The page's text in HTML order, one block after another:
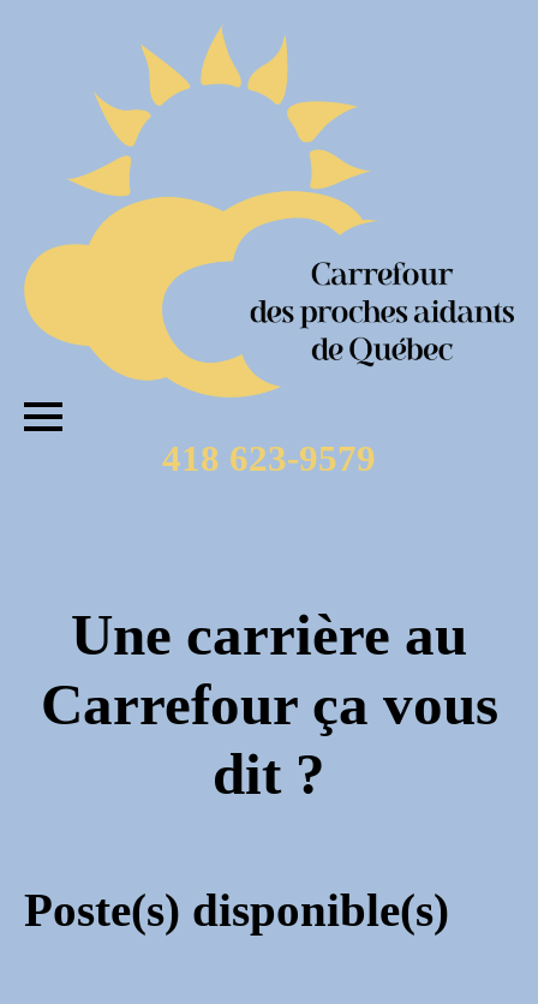
418 623-9579
Une carrière au
Carrefour ça vous
dit ?
Poste(s) disponible(s)